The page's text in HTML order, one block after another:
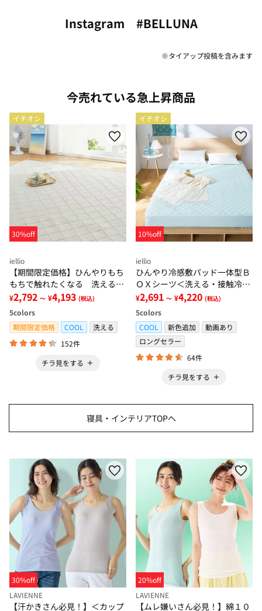
Instagram #BELLUNA
※タイアップ投稿を含みます
今売れている急上昇商品
イチオシ
30%off
iellio
【期間限定価格】ひんやりもち
もちで触れたくなる 洗えるラ
グ＜低反発・滑りにくい・接触
冷感・防ダニ・カーペット＞
¥2,792 ～ ¥4,193 (税込)
5colors
期間限定価格
COOL
洗える
152件
チラ見をする
イチオシ
10%off
iellio
ひんやり冷感敷パッド一体型Ｂ
ＯＸシーツ＜洗える・接触冷
感・抗菌防臭・時短・家事楽・
ボックスシーツ・寝苦しさ対策
＞
¥2,691 ～ ¥4,220 (税込)
5colors
COOL
新色追加
動画あり
ロングセラー
64件
チラ見をする
寝具・インテリアTOPへ
30%off
LAVIENNE
【汗かきさん必見！】＜カップ
20%off
LAVIENNE
【ムレ嫌いさん必見！】綿１０